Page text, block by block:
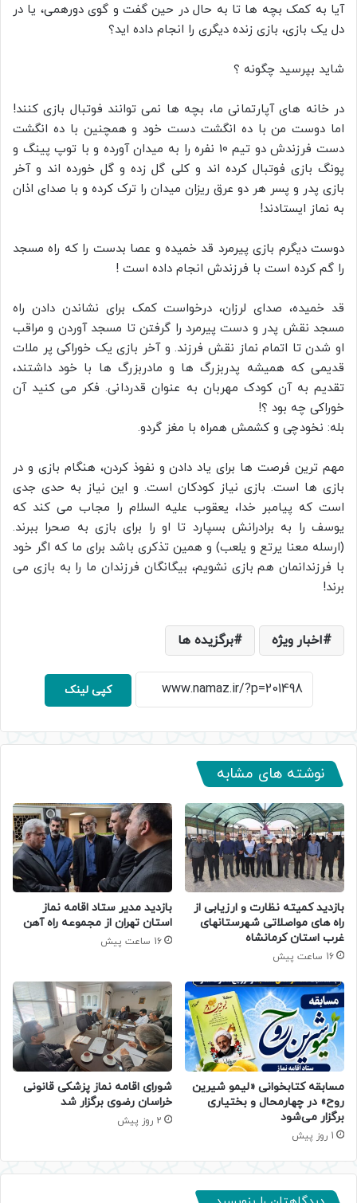
آیا به کمک بچه ها تا به حال در حین گفت و گوی دورهمی، یا در
دل یک بازی، بازی زنده دیگری را انجام داده اید؟
شاید بپرسید چگونه ؟
در خانه های آپارتمانی ما، بچه ها نمی توانند فوتبال بازی کنند!
اما دوست من با ده انگشت دست خود و همچنین با ده انگشت
دست فرزندش دو تیم 10 نفره را به میدان آورده و با توپ پینگ و
پونگ بازی فوتبال کرده اند و کلی گل زده و گل خورده اند و آخر
بازی پدر و پسر هر دو عرق ریزان میدان را ترک کرده و با صدای اذان
به نماز ایستادند!
دوست دیگرم بازی پیرمرد قد خمیده و عصا بدست را که راه مسجد
را گم کرده است با فرزندش انجام داده است !
قد خمیده، صدای لرزان، درخواست کمک برای نشاندن دادن راه
مسجد نقش پدر و دست پیرمرد را گرفتن تا مسجد آوردن و مراقب
او شدن تا اتمام نماز نقش فرزند. و آخر بازی یک خوراکی پر ملات
قدیمی که همیشه پدربزرگ ها و مادربزرگ ها با خود داشتند،
تقدیم به آن کودک مهربان به عنوان قدردانی. فکر می کنید آن
خوراکی چه بود ؟!
بله: نخودچی و کشمش همراه با مغز گردو.
مهم ترین فرصت ها برای یاد دادن و نفوذ کردن، هنگام بازی و در
بازی ها است. بازی نیاز کودکان است. و این نیاز به حدی جدی
است که پیامبر خدا، یعقوب علیه السلام را مجاب می کند که
یوسف را به برادرانش بسپارد تا او را برای بازی به صحرا ببرند.
(ارسله معنا يرتع و يلعب) و همین تذکری باشد برای ما که اگر خود
با فرزندانمان هم بازی نشویم، بیگانگان فرزندان ما را به بازی می
برند!
اخبار ویژه برگزیده ها
کپی لینک
نوشته های مشابه
بازدید کمیته نظارت و ارزیابی از
راه های مواصلاتی شهرستانهای
غرب استان کرمانشاه
16 ساعت پیش
بازدید مدیر ستاد اقامه نماز
استان تهران از مجموعه راه آهن
16 ساعت پیش
مسابقه کتابخوانی «لیمو شیرین
روح» در چهارمحال و بختیاری
برگزار می‌شود
1 روز پیش
شورای اقامه نماز پزشکی قانونی
خراسان رضوی برگزار شد
2 روز پیش